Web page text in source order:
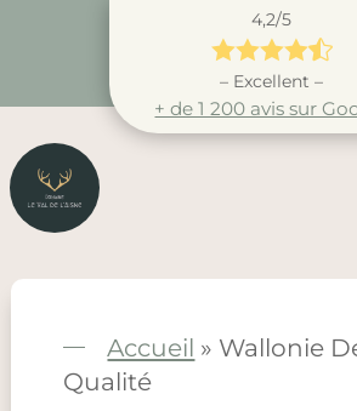
4,2/5

– Excellent –
+ de 1 200 avis sur
Accueil » Wallonie
Qualité